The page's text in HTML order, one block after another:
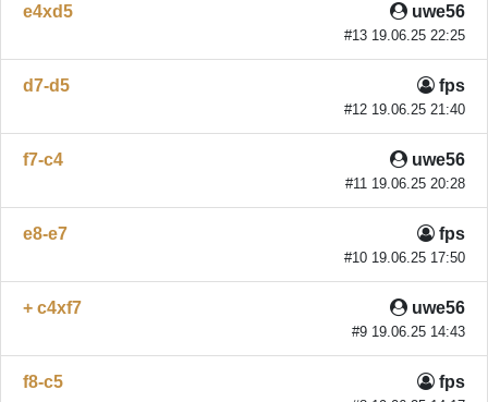
uwe56
#13 19.06.25 22:25
e4xd5
fps
#12 19.06.25 21:40
d7-d5
uwe56
#11 19.06.25 20:28
f7-c4
fps
#10 19.06.25 17:50
e8-e7
uwe56
#9 19.06.25 14:43
+ c4xf7
fps
f8-c5